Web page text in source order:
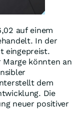
auf einem
In der
eingepreist.
Marge könnten an
dem
Die
neuer positiver